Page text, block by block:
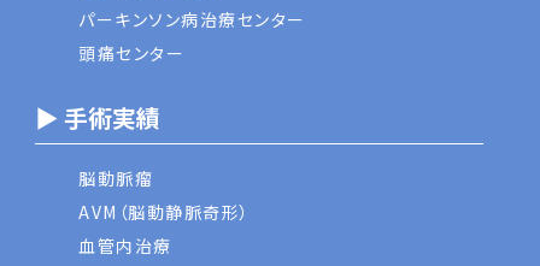
パーキンソン病治療センター
頭痛センター
▶ 手術実績
脳動脈瘤
AVM（脳動静脈奇形）
血管内治療